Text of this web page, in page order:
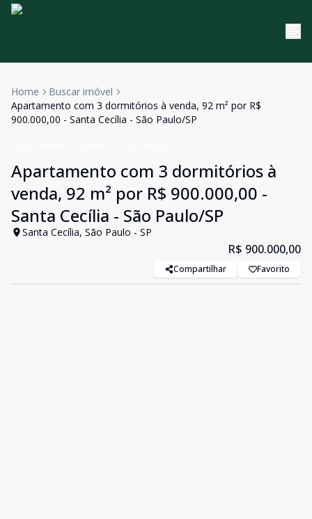
Home
Buscar imóvel
Apartamento com 3 dormitórios à venda, 92 m² por R$
900.000,00 - Santa Cecília - São Paulo/SP
Apartamento com 3 dormitórios à
venda, 92 m² por R$ 900.000,00 -
Santa Cecília - São Paulo/SP
Santa Cecília, São Paulo - SP
R$ 900.000,00
Compartilhar Favorito